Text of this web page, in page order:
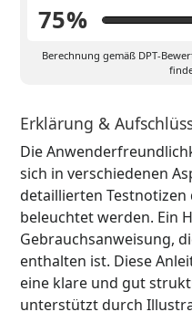
75%
Berechnung gemäß DPT-
Erklärung &
Die
sich in verschiedenen
detaillierten
beleuchtet werden. Ein
Gebrauchsanweisung,
enthalten ist. Diese
eine klare und gut
unterstützt durch